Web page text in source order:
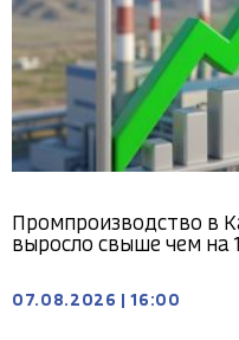
Промпроизводство в
выросло свыше чем на
07.08.2026 16:00